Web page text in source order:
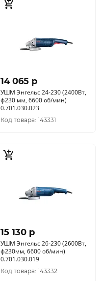
14 065 p
УШМ Энгельс 24-230 (2400Вт,
ф230 мм, 6600 об/мин)
0.701.030.023
Код товара: 143331
15 130 p
УШМ Энгельс 26-230 (2600Вт,
ф230мм, 6600 об/мин)
0.701.030.019
Код товара: 143332